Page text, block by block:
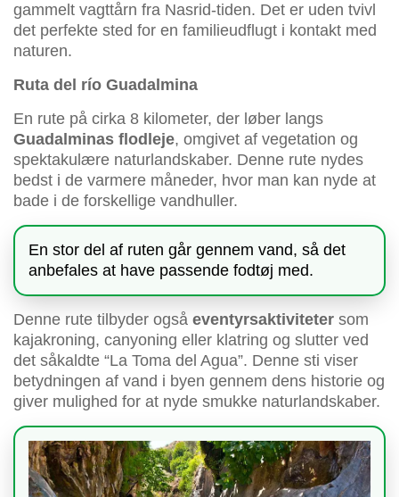
gammelt vagttårn fra Nasrid-tiden. Det er uden tvivl
det perfekte sted for en familieudflugt i kontakt med
naturen.
Ruta del río Guadalmina
En rute på cirka 8 kilometer, der løber langs
Guadalminas flodleje, omgivet af vegetation og
spektakulære naturlandskaber. Denne rute nydes
bedst i de varmere måneder, hvor man kan nyde at
bade i de forskellige vandhuller.
En stor del af ruten går gennem vand, så det
anbefales at have passende fodtøj med.
Denne rute tilbyder også eventyrsaktiviteter som
kajakroning, canyoning eller klatring og slutter ved
det såkaldte “La Toma del Agua”. Denne sti viser
betydningen af vand i byen gennem dens historie og
giver mulighed for at nyde smukke naturlandskaber.